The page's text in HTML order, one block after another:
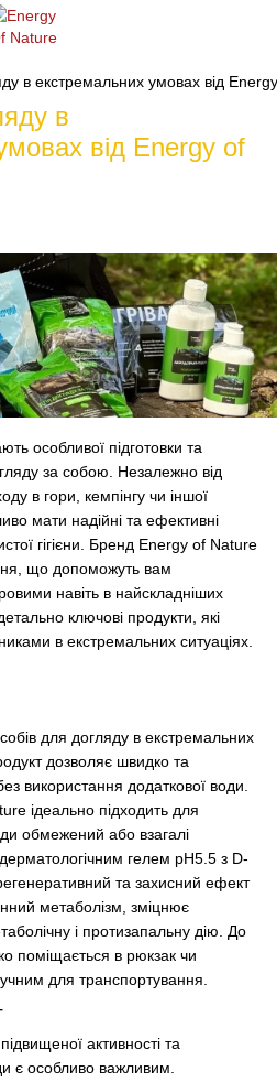
в екстремальних умовах від
в
від Energy of
особливої підготовки та
за собою. Незалежно від
в гори, кемпінгу чи іншої
мати надійні та ефективні
гігієни. Бренд Energy of Nature
що допоможуть вам
навіть в найскладніших
ключові продукти, які
в екстремальних ситуаціях.
для догляду в екстремальних
дозволяє швидко та
використання додаткової води.
ідеально підходить для
обмежений або взагалі
гелем рН5.5 з D-
та захисний ефект
метаболізм, зміцнює
і протизапальну дію. До
поміщається в рюкзак чи
для транспортування.
активності та
є особливо важливим.